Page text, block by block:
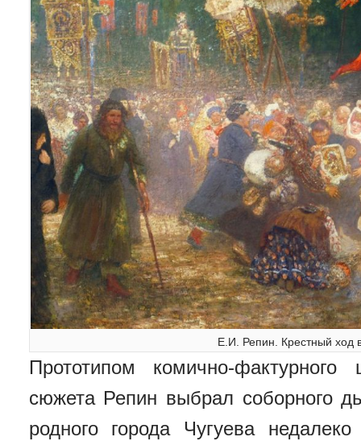
Е.И. Репин. Крестный ход
Прототипом комично-фактурного
сюжета Репин выбрал соборного
родного города Чугуева